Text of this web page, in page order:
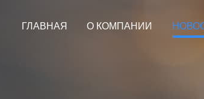
ГЛАВНАЯ О КОМПАНИИ